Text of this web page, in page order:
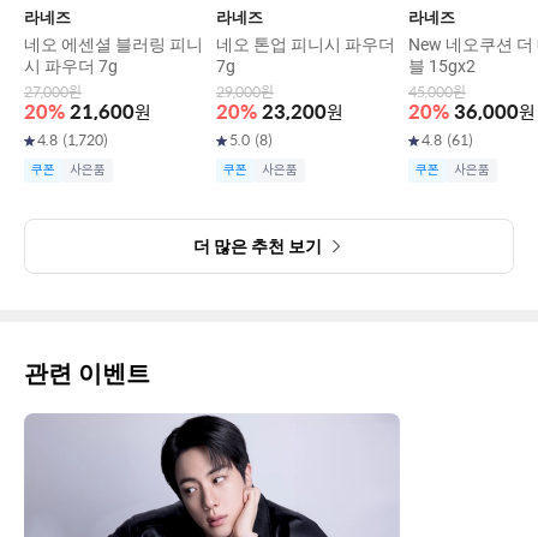
라네즈
네오 에센셜 블러링 피니
시 파우더 7g
27,000원
20% 21,600원
4.8 (1,720)
쿠폰 사은품
라네즈
네오 톤업 피니시 파우더
7g
29,000원
20% 23,200원
5.0 (8)
쿠폰 사은품
라네즈
New 네오쿠션 더
블 15gx2
45,000원
20% 36,000원
4.8 (61)
쿠폰 사은품
더 많은 추천 보기
관련 이벤트